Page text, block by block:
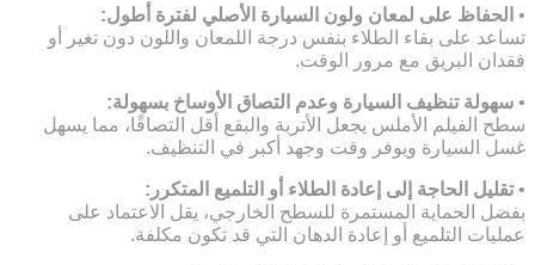
• الحفاظ على لمعان ولون السيارة الأصلي لفترة أطول:
تساعد على بقاء الطلاء بنفس درجة اللمعان واللون دون تغير أو
فقدان البريق مع مرور الوقت.
• سهولة تنظيف السيارة وعدم التصاق الأوساخ بسهولة:
سطح الفيلم الأملس يجعل الأتربة والبقع أقل التصاقًا، مما يسهل
غسل السيارة ويوفر وقت وجهد أكبر في التنظيف.
•تقليل الحاجة إلى إعادة الطلاء أو التلميع المتكرر:
بفضل الحماية المستمرة للسطح الخارجي، يقل الاعتماد على
عمليات التلميع أو إعادة الدهان التي قد تكون مكلفة.